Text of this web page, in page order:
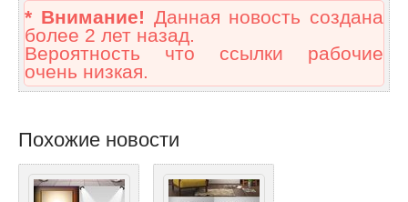
* Внимание! Данная новость создана
более 2 лет назад.
Вероятность что ссылки рабочие
очень низкая.
Похожие новости